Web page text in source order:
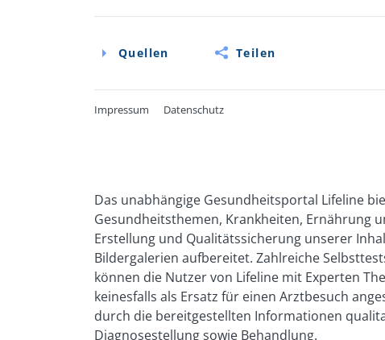
Quellen Teilen
Impressum Datenschutz
(Version 2):bedbugfoundation.org/wp-
03/2024)
Online- Broschüre des Umweltbundesamtes:
www.umweltbundesamt.de/sites/default/
(Abruf: 03/2024)
Online-Informationen des
www.umweltbundesamt.de/bettwanzen
Das unabhängige Gesundheitsportal Lifeline
Gesundheitsthemen, Krankheiten, Ernährung
Erstellung und Qualitätssicherung unserer
Bildergalerien aufbereitet. Zahlreiche
können die Nutzer von Lifeline mit Experten
keinesfalls als Ersatz für einen Arztbesuch
durch die bereitgestellten Informationen
Diagnosestellung sowie Behandlung.